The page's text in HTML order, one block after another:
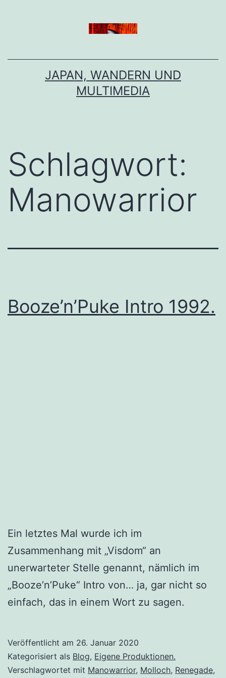
JAPAN, WANDERN UND
MULTIMEDIA
Schlagwort:
Manowarrior
Booze’n’Puke Intro 1992.
Ein letztes Mal wurde ich im
Zusammenhang mit „Visdom“ an
unerwarteter Stelle genannt, nämlich im
„Booze’n’Puke“ Intro von… ja, gar nicht so
einfach, das in einem Wort zu sagen.
Veröffentlicht am 26. Januar 2020
Kategorisiert als Blog, Eigene Produktionen.
Verschlagwortet mit Manowarrior, Molloch, Renegade,